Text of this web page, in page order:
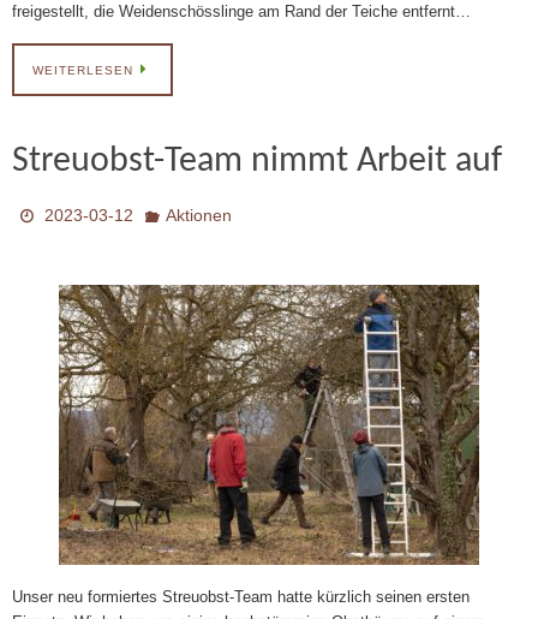
freigestellt, die Weidenschösslinge am Rand der Teiche entfernt…
WEITERLESEN
Streuobst-Team nimmt Arbeit auf
2023-03-12 Aktionen
Unser neu formiertes Streuobst-Team hatte kürzlich seinen ersten